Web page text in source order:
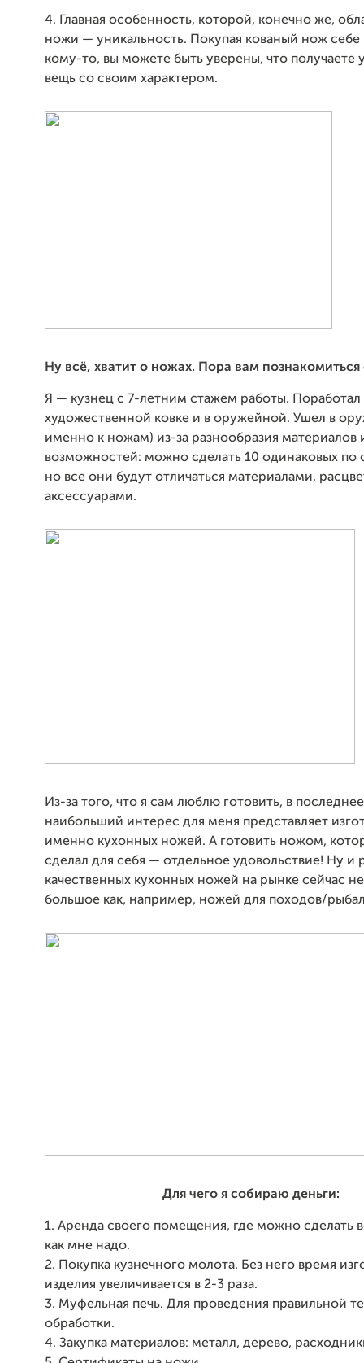
4. Главная особенность, которой, конечно же,
ножи — уникальность. Покупая кованый нож себе
кому-то, вы можете быть уверены, что получаете
вещь со своим характером.
Ну всё, хватит о ножах. Пора вам
Я — кузнец с 7-летним стажем работы. Поработал
художественной ковке и в оружейной. Ушел в
именно к ножам) из-за разнообразия материалов
возможностей: можно сделать 10 одинаковых
но все они будут отличаться материалами,
аксессуарами.
Из-за того, что я сам люблю готовить, в
наибольший интерес для меня представляет
именно кухонных ножей. А готовить ножом,
сделал для себя — отдельное удовольствие! Ну и
качественных кухонных ножей на рынке сейчас
большое как, например, ножей для походов/
Для чего я собираю деньги:
1. Аренда своего помещения, где можно сделать
как мне надо.
2. Покупка кузнечного молота. Без него время
изделия увеличивается в 2-3 раза.
3. Муфельная печь. Для проведения правильной
обработки.
4. Закупка материалов: металл, дерево,